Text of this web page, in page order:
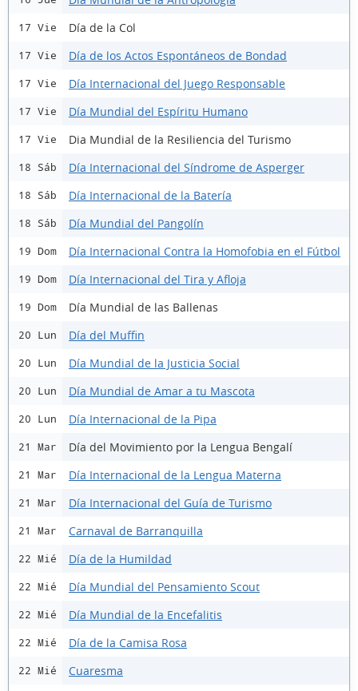
17 Vie Día de la Col
17 Vie Día de los Actos Espontáneos de Bondad
17 Vie Día Internacional del Juego Responsable
17 Vie Día Mundial del Espíritu Humano
17 Vie Dia Mundial de la Resiliencia del Turismo
18 Sáb Día Internacional del Síndrome de Asperger
18 Sáb Día Internacional de la Batería
18 Sáb Día Mundial del Pangolín
19 Dom Día Internacional Contra la Homofobia en el Fútbol
19 Dom Día Internacional del Tira y Afloja
19 Dom Día Mundial de las Ballenas
20 Lun Día del Muffin
20 Lun Día Mundial de la Justicia Social
20 Lun Día Mundial de Amar a tu Mascota
20 Lun Día Internacional de la Pipa
21 Mar Día del Movimiento por la Lengua Bengalí
21 Mar Día Internacional de la Lengua Materna
21 Mar Día Internacional del Guía de Turismo
21 Mar Carnaval de Barranquilla
22 Mié Día de la Humildad
22 Mié Día Mundial del Pensamiento Scout
22 Mié Día Mundial de la Encefalitis
22 Mié Día de la Camisa Rosa
22 Mié Cuaresma